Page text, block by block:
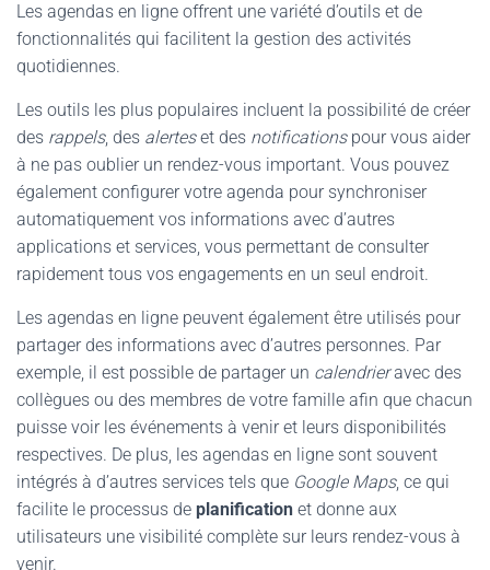
Les agendas en ligne offrent une variété d’outils et de
fonctionnalités qui facilitent la gestion des activités
quotidiennes.
Les outils les plus populaires incluent la possibilité de créer
des rappels, des alerteset des notifications pour vous aider
à ne pas oublier un rendez-vous important. Vous pouvez
également configurer votre agenda pour synchroniser
automatiquement vos informations avec d’autres
applications et services, vous permettant de consulter
rapidement tous vos engagements en un seul endroit.
Les agendas en ligne peuvent également être utilisés pour
partager des informations avec d’autres personnes. Par
exemple, il est possible de partager un calendrieravec des
collègues ou des membres de votre famille afin que chacun
puisse voir les événements à venir et leurs disponibilités
respectives. De plus, les agendas en ligne sont souvent
intégrés à d’autres services tels que Google Maps, ce qui
facilite le processus de planification et donne aux
utilisateurs une visibilité complète sur leurs rendez-vous à
venir.